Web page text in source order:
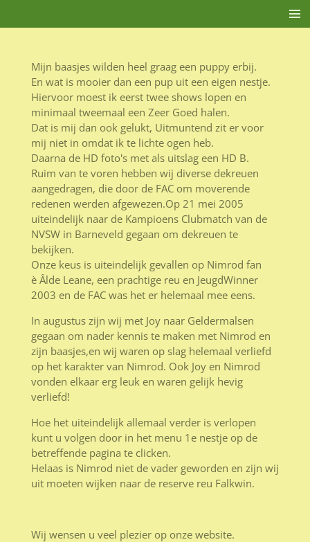
direct
hoofdinhoud
Mijn baasjes wilden heel graag een puppy erbij.
En wat is mooier dan een pup uit een eigen nestje.
Hiervoor moest ik eerst twee shows lopen en
minimaal tweemaal een Zeer Goed halen.
Dat is mij dan ook gelukt, Uitmuntend zit er voor
mij niet in omdat ik te lichte ogen heb.
Daarna de HD foto's met als uitslag een HD B.
Ruim van te voren hebben wij diverse dekreuen
aangedragen, die door de FAC om moverende
redenen werden afgewezen.Op 21 mei 2005
uiteindelijk naar de Kampioens Clubmatch van de
NVSW in Barneveld gegaan om dekreuen te
bekijken.
Onze keus is uiteindelijk gevallen op Nimrod fan
è Âlde Leane, een prachtige reu en JeugdWinner
2003 en de FAC was het er helemaal mee eens.
In augustus zijn wij met Joy naar Geldermalsen
gegaan om nader kennis te maken met Nimrod en
zijn baasjes,en wij waren op slag helemaal verliefd
op het karakter van Nimrod. Ook Joy en Nimrod
vonden elkaar erg leuk en waren gelijk hevig
verliefd!
Hoe het uiteindelijk allemaal verder is verlopen
kunt u volgen door in het menu 1e nestje op de
betreffende pagina te clicken.
Helaas is Nimrod niet de vader geworden en zijn wij
uit moeten wijken naar de reserve reu Falkwin.
Wij wensen u veel plezier op onze website.